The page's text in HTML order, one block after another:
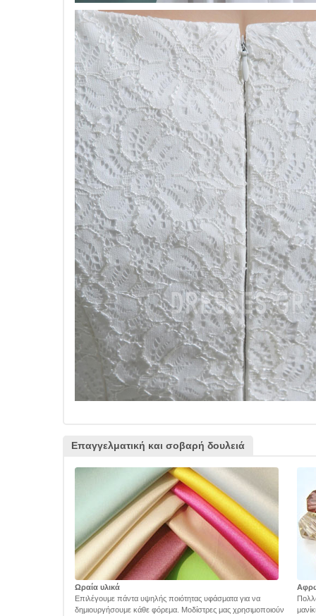
Επαγγελματική και σοβαρή δουλειά
Ωραία υλικά
Επιλέγουμε πάντα υψηλής ποιότητας υφάσματα για να
δημιουργήσουμε κάθε φόρεμα. Μοδίστρες μας χρησιμοποιούν